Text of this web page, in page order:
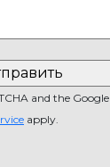
and the Google
apply.